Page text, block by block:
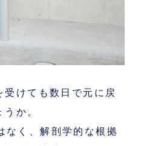
けても数日で元に戻
か。
く、解剖学的な根拠